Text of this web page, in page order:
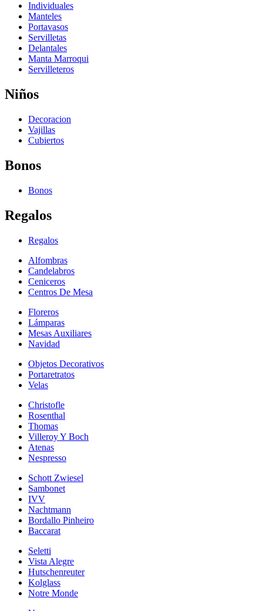
Individuales
Manteles
Portavasos
Servilletas
Delantales
Manta Marroqui
Servilleteros
Niños
Decoracion
Vajillas
Cubiertos
Bonos
Bonos
Regalos
Regalos
Alfombras
Candelabros
Ceniceros
Centros De Mesa
Floreros
Lámparas
Mesas Auxiliares
Navidad
Objetos Decorativos
Portaretratos
Velas
Christofle
Rosenthal
Thomas
Villeroy Y Boch
Atenas
Nespresso
Schott Zwiesel
Sambonet
IVV
Nachtmann
Bordallo Pinheiro
Baccarat
Seletti
Vista Alegre
Hutschenreuter
Kolglass
Notre Monde